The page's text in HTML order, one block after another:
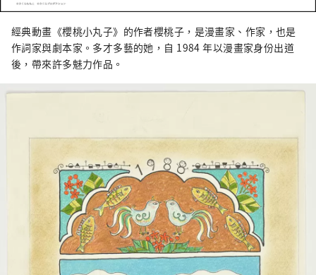
經典動畫《櫻桃小丸子》的作者櫻桃子，是漫畫家、作家，也是
作詞家與劇本家。多才多藝的她，自 1984 年以漫畫家身份出道
後，帶來許多魅力作品。